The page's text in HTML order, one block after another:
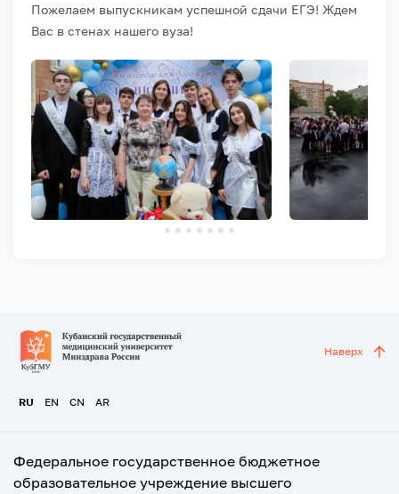
Пожелаем выпускникам успешной сдачи ЕГЭ! Ждем
Вас в стенах нашего вуза!
RU EN CN AR
Наверх
Федеральное государственное бюджетное
образовательное учреждение высшего